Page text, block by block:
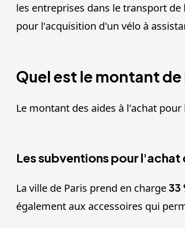
les entreprises dans le transport
pour l'acquisition d'un vélo à
Quel est le montant
Le montant des aides à l'achat
Les subventions pour
La ville de Paris prend en charge 33
également aux accessoires qui